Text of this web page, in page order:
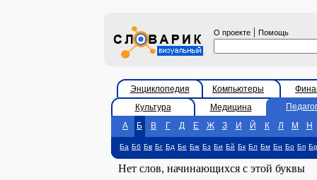
О проекте | Помощь
Энциклопедия Компьютеры
Культура
Медицина
А
Б В Г Д Е Ж З И Й К Л М Н
Ба Бб Бв Бг Бд Бе Бж Бз Би Бй Бк Бл Бм Бн Бо Бп Бр
Нет слов, начинающихся с этой буквы